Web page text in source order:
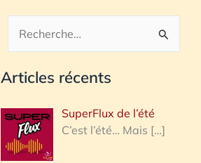
c
h
r
Articles récents
SuperFlux de l’été
C’est l’été… Mais […]